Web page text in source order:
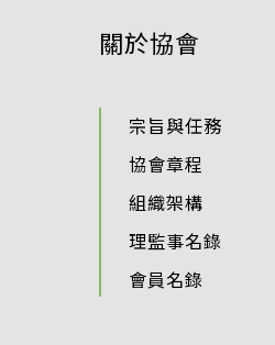
關於協會
宗旨與任務
協會章程
組織架構
理監事名錄
會員名錄